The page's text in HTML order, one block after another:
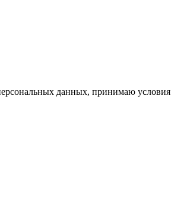
данных, принимаю условия